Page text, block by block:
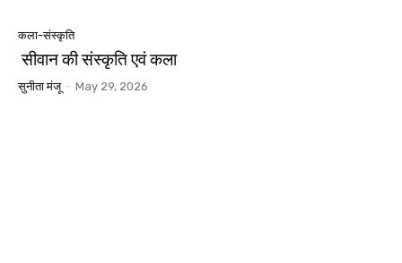
कला-संस्कृति
सीवान की संस्कृति एवं कला
सुनीता मंजू - May 29, 2026